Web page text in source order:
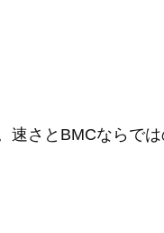
速さとBMCならで